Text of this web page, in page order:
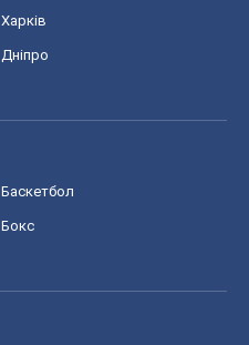
Харків
Дніпро
Баскетбол
Бокс